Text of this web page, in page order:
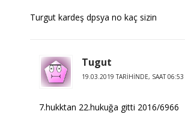
Turgut kardeş dpsya no kaç sizin
Tugut
19.03.2019 TARIHINDE, SAAT 06:53
7.hukktan 22.hukuğa gitti 2016/6966